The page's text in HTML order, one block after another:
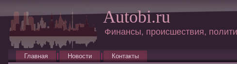
Autobi.ru
Финансы, происшествия,
Главная Новости Контакты